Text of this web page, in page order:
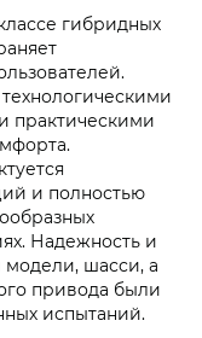
гибридных
практическими
и полностью
Надежность и
модели, шасси, а
привода были
испытаний.